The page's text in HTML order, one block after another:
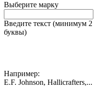
Выберите марку
Введите текст (минимум 2
буквы)
Например:
E.F. Johnson, Hallicrafters,...